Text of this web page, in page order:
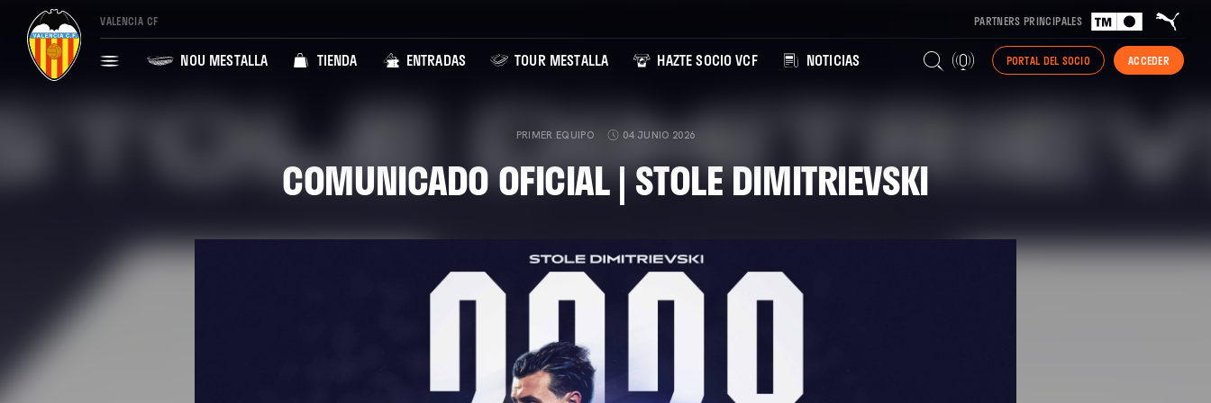
VALENCIA CF PARTNERS PRINCIPALES
NOU MESTALLA TIENDA ENTRADAS TOUR MESTALLA HAZTE SOCIO VCF NOTICIAS PORTAL DEL SOCIO ACCEDER
PRIMER EQUIPO 04 JUNIO 2026
COMUNICADO OFICIAL | STOLE DIMITRIEVSKI